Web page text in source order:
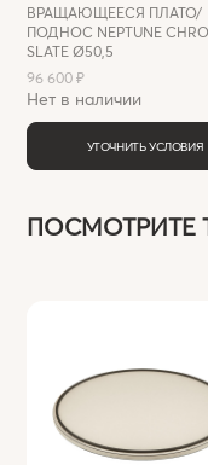
ВРАЩАЮЩЕЕСЯ ПЛАТО/
ПОДНОС NEPTUNE
SLATE Ø50,5
96 600 ₽
Нет в наличии
УТОЧНИТЬ УСЛОВИЯ
ПОСМОТРИТЕ